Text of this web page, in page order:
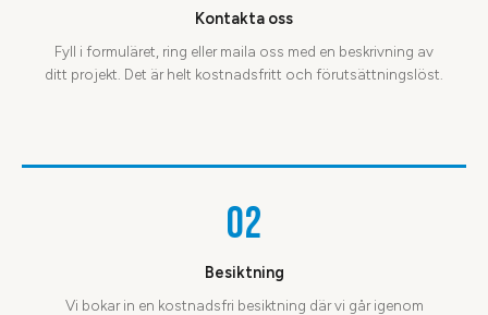
Kontakta oss
Fyll i formuläret, ring eller maila oss med en beskrivning av
ditt projekt. Det är helt kostnadsfritt och förutsättningslöst.
02
Besiktning
Vi bokar in en kostnadsfri besiktning där vi går igenom